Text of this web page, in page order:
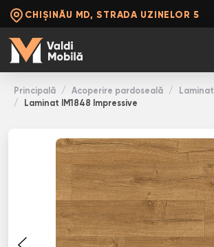
CHIȘINĂU MD, STRADA UZINELOR 5
Principală Acoperire pardoseală
Laminat
Laminat IM1848 Impressive